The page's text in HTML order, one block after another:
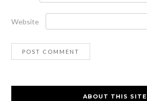
Website
ABOUT THIS SITE